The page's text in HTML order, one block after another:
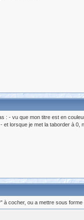
: - vu que mon titre est en
à 0, nous ne pouvons
à cocher, ou a mettre sous forme